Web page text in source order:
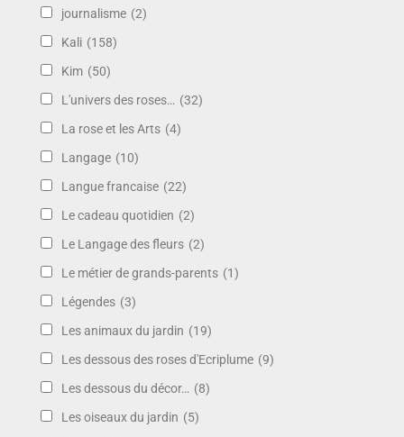
journalisme (2)
Kali (158)
Kim (50)
L'univers des roses… (32)
La rose et les Arts (4)
Langage (10)
Langue francaise (22)
Le cadeau quotidien (2)
Le Langage des fleurs (2)
Le métier de grands-parents (1)
Légendes (3)
Les animaux du jardin (19)
Les dessous des roses d'Ecriplume (9)
Les dessous du décor… (8)
Les oiseaux du jardin (5)